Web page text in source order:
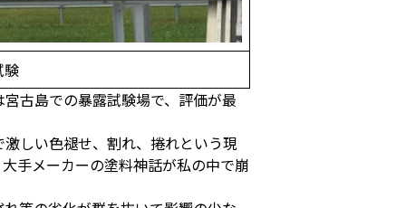
古島での暴露試験場で、評価が最
しい色褪せ、割れ、捲れという現
手メーカーの塗料神話が私の中で崩